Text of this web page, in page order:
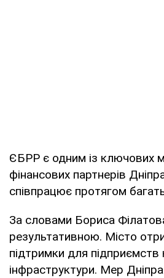
ЄБРР є одним із ключових
фінансових партнерів
співпрацює протягом
За словами Бориса
результативною. Місто
підтримки для підприємств
інфраструктури. Мер